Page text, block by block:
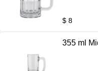
$ 8
355 ml